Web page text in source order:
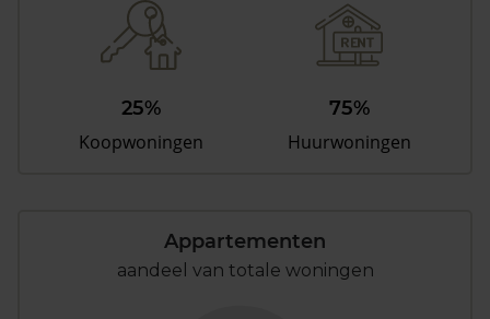
25%
Koopwoningen
75%
Huurwoningen
Appartementen
aandeel van totale woningen